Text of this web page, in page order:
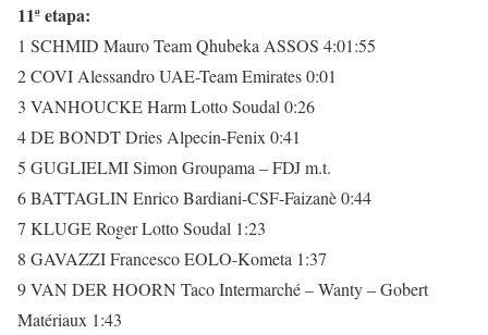
11ª etapa:
1 SCHMID Mauro Team Qhubeka ASSOS 4:01:55
2 COVI Alessandro UAE-Team Emirates 0:01
3 VANHOUCKE Harm Lotto Soudal 0:26
4 DE BONDT Dries Alpecin-Fenix 0:41
5 GUGLIELMI Simon Groupama – FDJ m.t.
6 BATTAGLIN Enrico Bardiani-CSF-Faizanè 0:44
7 KLUGE Roger Lotto Soudal 1:23
8 GAVAZZI Francesco EOLO-Kometa 1:37
9 VAN DER HOORN Taco Intermarché – Wanty – Gobert
Matériaux 1:43